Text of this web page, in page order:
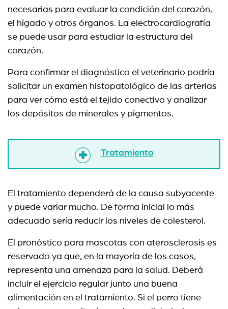
necesarias para evaluar la condición del corazón,
el hígado y otros órganos. La electrocardiografía
se puede usar para estudiar la estructura del
corazón.
Para confirmar el diagnóstico el veterinario podría
solicitar un examen histopatológico de las arterias
para ver cómo está el tejido conectivo y analizar
los depósitos de minerales y pigmentos.
Tratamiento
El tratamiento dependerá de la causa subyacente
y puede variar mucho. De forma inicial lo más
adecuado sería reducir los niveles de colesterol.
El pronóstico para mascotas con aterosclerosis es
reservado ya que, en la mayoría de los casos,
representa una amenaza para la salud. Deberá
incluir el ejercicio regular junto una buena
alimentación en el tratamiento. Si el perro tiene